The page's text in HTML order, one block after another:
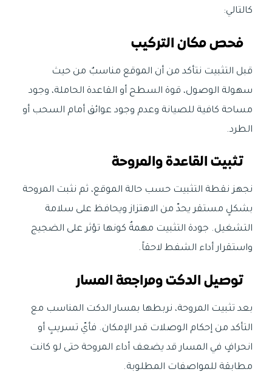
كالتالي:
فحص مكان التركيب
قبل التثبيت نتأكد من أن الموقع مناسبٌ من حيث
سهولة الوصول، قوة السطح أو القاعدة الحاملة، وجود
مساحة كافية للصيانة وعدم وجود عوائق أمام السحب أو
الطرد.
تثبيت القاعدة والمروحة
نجهز نقطة التثبيت حسب حالة الموقع، ثم نثبت المروحة
بشكلٍ مستقر يحدّ من الاهتزاز ويحافظ على سلامة
التشغيل. جودة التثبيت مهمةٌ كونها تؤثر على الضجيج
واستقرار أداء الشفط لاحقاً.
توصيل الدكت ومراجعة المسار
بعد تثبيت المروحة، نربطها بمسار الدكت المناسب مع
التأكد من إحكام الوصلات قدر الإمكان. فأيّ تسريبٍ أو
انحرافٍ في المسار قد يضعف أداء المروحة حتى لو كانت
مطابقة للمواصفات المطلوبة.